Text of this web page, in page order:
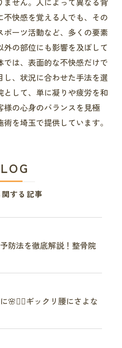
快感を覚える人でも、その
ーツ活動など、多くの要素
の部位にも影響を及ぼして
は、表面的な不快感だけで
、状況に合わせた手法を選
して、単に凝りや疲労を和
様の心身のバランスを見極
を埼玉で提供しています。
する記事
防法を徹底解説！整骨院
🌸🚶‍♂️ギックリ腰にさよな